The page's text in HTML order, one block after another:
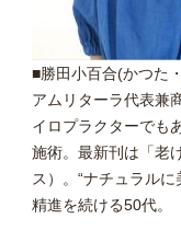
■勝田小百合(かつた
アムリターラ代表兼
イロプラクターでも
施術。最新刊は「老
ス）。“ナチュラルに
精進を続ける50代。